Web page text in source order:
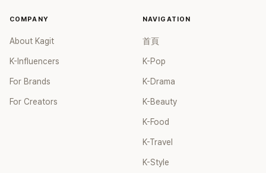
COMPANY
About Kagit
K-Influencers
For Brands
For Creators
NAVIGATION
首頁
K-Pop
K-Drama
K-Beauty
K-Food
K-Travel
K-Style